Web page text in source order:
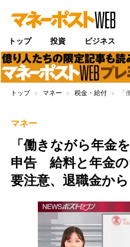
トップ 投資 ビジネス
トップ マネー 税金・給付
マネー
「働きながら年金
申告 給料と年金の
要注意、退職金か